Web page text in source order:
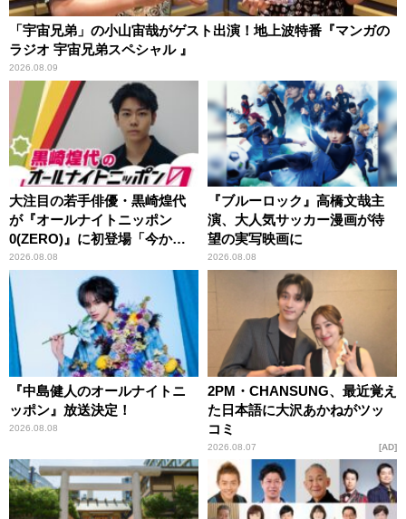
「宇宙兄弟」の小山宙哉がゲスト出演！地上波特番『マンガの
ラジオ 宇宙兄弟スペシャル 』
2026.08.09
大注目の若手俳優・黒崎煌代
が『オールナイトニッポン
0(ZERO)』に初登場「今から
とてもワクワクしておりま
す！」
2026.08.08
『ブルーロック』高橋文哉主
演、大人気サッカー漫画が待
望の実写映画に
2026.08.08
『中島健人のオールナイトニ
ッポン』放送決定！
2026.08.08
2PM・CHANSUNG、最近覚え
た日本語に大沢あかねがツッ
コミ
2026.08.07 AD